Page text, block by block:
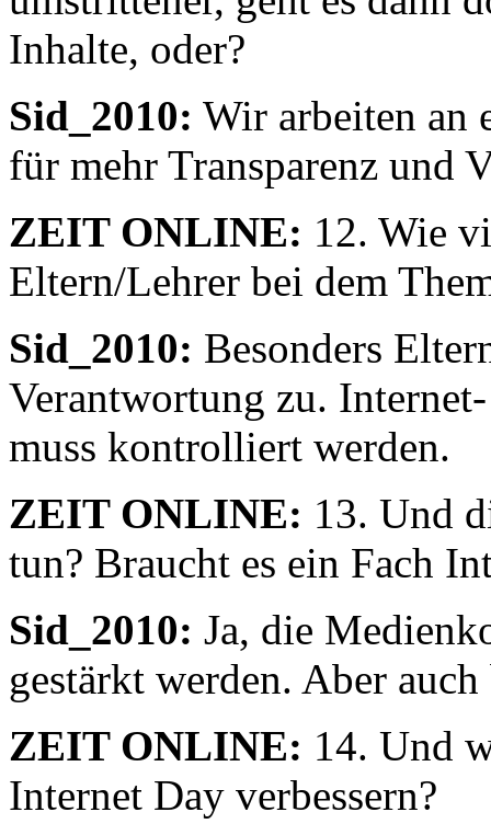
Inhalte, oder?
Sid_2010: Wir arbeiten an
für mehr Transparenz und
ZEIT ONLINE: 12. Wie
Eltern/Lehrer bei dem
Sid_2010: Besonders
Verantwortung zu.
muss kontrolliert werden.
ZEIT ONLINE: 13. Und
tun? Braucht es ein Fach
Sid_2010: Ja, die
gestärkt werden. Aber
ZEIT ONLINE: 14. Und
Internet Day verbessern?